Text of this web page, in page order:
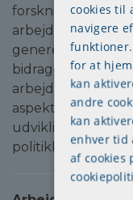
forskning og
generere og
bidrage til at
arbejdsmiljø.
aspekter af
udviklingen af
politikker.Læs
cookies til
navigere
for at
kan
andre
kan
enhver tid
af cookies